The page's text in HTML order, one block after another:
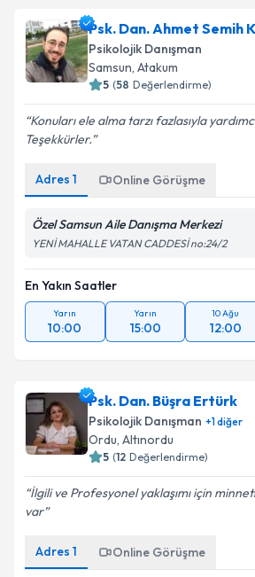
Psk. Dan. Ahmet Semih
Psikolojik Danışman
Samsun, Atakum
5 (58 Değerlendirme)
Konuları ele alma tarzı fazlasıyla
Teşekkürler.
Adres 1 Online Görüşme
Özel Samsun Aile Danışma Merkezi
YENİ MAHALLE VATAN CADDESİ no:24/2
En Yakın Saatler
Yarın
10:00
Yarın
15:00
10 Ağu
12:00
Psk. Dan. Büşra Ertürk
Psikolojik Danışman +1diğer
Ordu, Altınordu
5 (12 Değerlendirme)
İlgili ve Profesyonel yaklaşımı için
var
Adres 1 Online Görüşme